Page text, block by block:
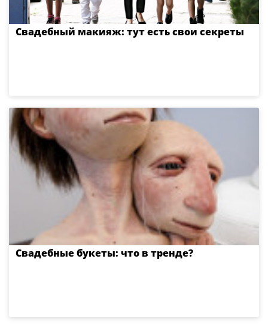
Свадебный макияж: тут есть свои секреты
Свадебные букеты: что в тренде?